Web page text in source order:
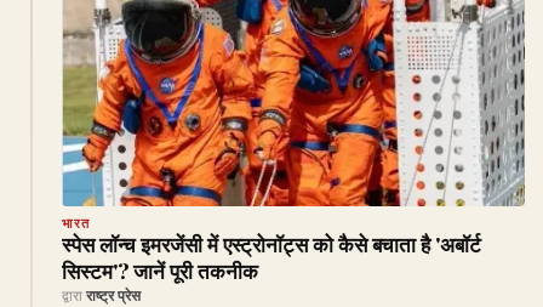
भारत
स्पेस लॉन्च इमरजेंसी में एस्ट्रोनॉट्स को कैसे बचाता है 'अबॉर्ट
सिस्टम'? जानें पूरी तकनीक
द्वारा राष्ट्र प्रेस